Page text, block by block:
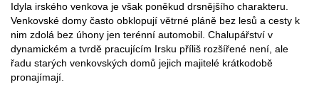
Idyla irského venkova je však poněkud drsnějšího charakteru.
Venkovské domy často obklopují větrné pláně bez lesů a cesty k
nim zdolá bez úhony jen terénní automobil. Chalupářství v
dynamickém a tvrdě pracujícím Irsku příliš rozšířené není, ale
řadu starých venkovských domů jejich majitelé krátkodobě
pronajímají.